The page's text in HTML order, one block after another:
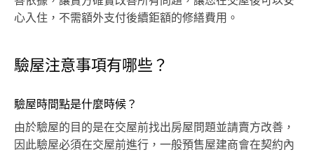
心入住，不需額外支付後續鉅額的修繕費用。
驗屋注意事項有哪些？
驗屋時間點是什麼時候？
由於驗屋的目的是在交屋前找出房屋問題並請賣方改善，
因此驗屋必須在交屋前進行，一般預售屋建商會在契約內